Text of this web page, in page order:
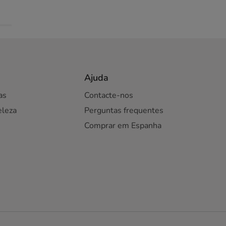
Ajuda
Contacte-nos
Perguntas frequentes
Comprar em Espanha